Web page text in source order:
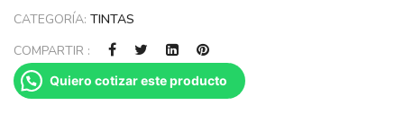
CATEGORÍA: TINTAS
COMPARTIR :
Quiero cotizar este producto